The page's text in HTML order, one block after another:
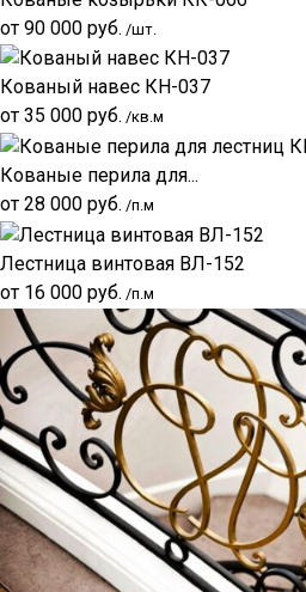
от 90 000 руб. /шт.
Кованый навес КН-037
от 35 000 руб. /кв.м
Кованые перила для...
от 28 000 руб. /п.м
Лестница винтовая ВЛ-152
от 16 000 руб. /п.м